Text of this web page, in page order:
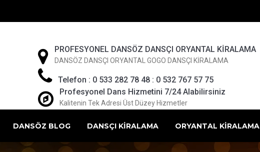
PROFESYONEL DANSÖZ DANSÇI ORYANTAL KİRALAMA
DANSÖZ DANSÇI ORYANTAL GOGO DANSÇI KİRALAMA
Telefon : 0 533 282 78 48 : 0 532 767 57 75
Profesyonel Dans Hizmetini 7/24 Alabilirsiniz
Kalitenin Tek Adresi Üst Düzey Hizmetler
DANSÖZ BLOG DANSÇI KİRALAMA ORYANTAL KİRALAMA